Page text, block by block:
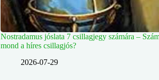
Nostradamus jóslata 7 csillagjegy számára –
mond a híres csillagjós?
2026-07-29